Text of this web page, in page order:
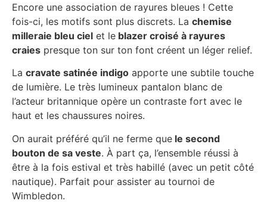
Encore une association de rayures bleues ! Cette
fois-ci, les motifs sont plus discrets. La chemise
milleraie bleu ciel et le blazer croisé à rayures
craies presque ton sur ton font créent un léger relief.
La cravate satinée indigo apporte une subtile touche
de lumière. Le très lumineux pantalon blanc de
l’acteur britannique opère un contraste fort avec le
haut et les chaussures noires.
On aurait préféré qu’il ne ferme que le second
bouton de sa veste. À part ça, l’ensemble réussi à
être à la fois estival et très habillé (avec un petit côté
nautique). Parfait pour assister au tournoi de
Wimbledon.